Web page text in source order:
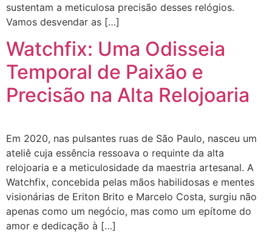
sustentam a meticulosa precisão desses relógios.
Vamos desvendar as […]
Watchfix: Uma Odisseia
Temporal de Paixão e
Precisão na Alta Relojoaria
Em 2020, nas pulsantes ruas de São Paulo, nasceu um
ateliê cuja essência ressoava o requinte da alta
relojoaria e a meticulosidade da maestria artesanal. A
Watchfix, concebida pelas mãos habilidosas e mentes
visionárias de Eriton Brito e Marcelo Costa, surgiu não
apenas como um negócio, mas como um epítome do
amor e dedicação à […]